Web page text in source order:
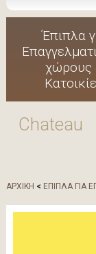
Έπιπλα
χώρους
Chateau
ΑΡΧΙΚΗ < ΕΠΙΠΛΑ ΓΙΑ